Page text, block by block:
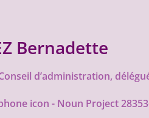
Bernadette
d’administration,